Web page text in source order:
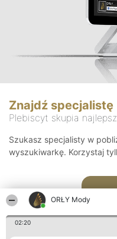
ORŁY Mody
02:20
Znajdź specjalistę
Plebiscyt skupia
Szukasz specjalisty w
wyszukiwarkę. Korzystaj